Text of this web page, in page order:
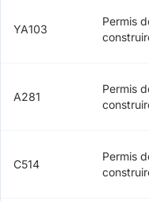
YA103
Permis
A281
Permis
C514
Permis